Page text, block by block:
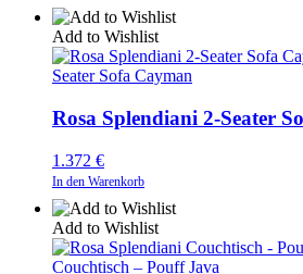
Add to Wishlist
Seater Sofa Cayman
Rosa Splendiani 2-Seater
1.372 €
In den Warenkorb
Add to Wishlist
Couchtisch – Pouff Java